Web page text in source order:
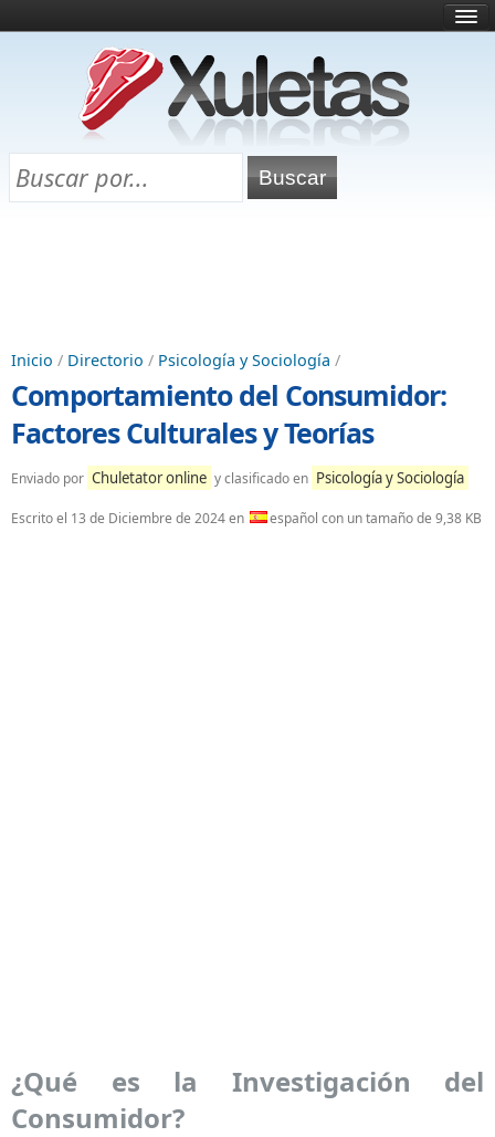
¿Qué es esto?
Directorio
Chuletas para exámenes
Inicio / Directorio / Psicología y Sociología /
Comportamiento del Consumidor:
Factores Culturales y Teorías
Enviado por Chuletator online y clasificado en Psicología y Sociología
Escrito el 13 de Diciembre de 2024en español con un tamaño de 9,38 KB
¿Qué es la Investigación del
Consumidor?